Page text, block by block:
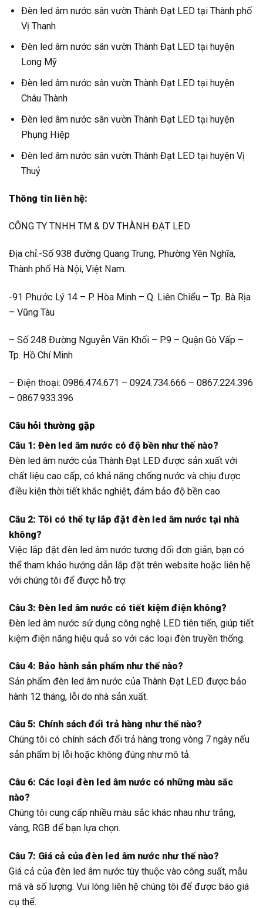
Đèn led âm nước sân vườn Thành Đạt LED tại Thành phố
Vị Thanh
Đèn led âm nước sân vườn Thành Đạt LED tại huyện
Long Mỹ
Đèn led âm nước sân vườn Thành Đạt LED tại huyện
Châu Thành
Đèn led âm nước sân vườn Thành Đạt LED tại huyện
Phụng Hiệp
Đèn led âm nước sân vườn Thành Đạt LED tại huyện Vị
Thuỷ
Thông tin liên hệ:
CÔNG TY TNHH TM & DV THÀNH ĐẠT LED
Địa chỉ:-Số 938 đường Quang Trung, Phường Yên Nghĩa,
Thành phố Hà Nội, Việt Nam.
-91 Phước Lý 14 – P. Hòa Minh – Q. Liên Chiểu – Tp. Bà Rịa
– Vũng Tàu
– Số 248 Đường Nguyễn Văn Khối – P.9 – Quận Gò Vấp –
Tp. Hồ Chí Minh
– Điện thoại: 0986.474.671 – 0924.734.666 – 0867.224.396
– 0867.933.396
Câu hỏi thường gặp
Câu 1: Đèn led âm nước có độ bền như thế nào?
Đèn led âm nước của Thành Đạt LED được sản xuất với
chất liệu cao cấp, có khả năng chống nước và chịu được
điều kiện thời tiết khắc nghiệt, đảm bảo độ bền cao.
Câu 2: Tôi có thể tự lắp đặt đèn led âm nước tại nhà
không?
Việc lắp đặt đèn led âm nước tương đối đơn giản, bạn có
thể tham khảo hướng dẫn lắp đặt trên website hoặc liên hệ
với chúng tôi để được hỗ trợ.
Câu 3: Đèn led âm nước có tiết kiệm điện không?
Đèn led âm nước sử dụng công nghệ LED tiên tiến, giúp tiết
kiệm điện năng hiệu quả so với các loại đèn truyền thống.
Câu 4: Bảo hành sản phẩm như thế nào?
Sản phẩm đèn led âm nước của Thành Đạt LED được bảo
hành 12 tháng, lỗi do nhà sản xuất.
Câu 5: Chính sách đổi trả hàng như thế nào?
Chúng tôi có chính sách đổi trả hàng trong vòng 7 ngày nếu
sản phẩm bị lỗi hoặc không đúng như mô tả.
Câu 6: Các loại đèn led âm nước có những màu sắc
nào?
Chúng tôi cung cấp nhiều màu sắc khác nhau như trắng,
vàng, RGB để bạn lựa chọn.
Câu 7: Giá cả của đèn led âm nước như thế nào?
Giá cả của đèn led âm nước tùy thuộc vào công suất, mẫu
mã và số lượng. Vui lòng liên hệ chúng tôi để được báo giá
cụ thể.